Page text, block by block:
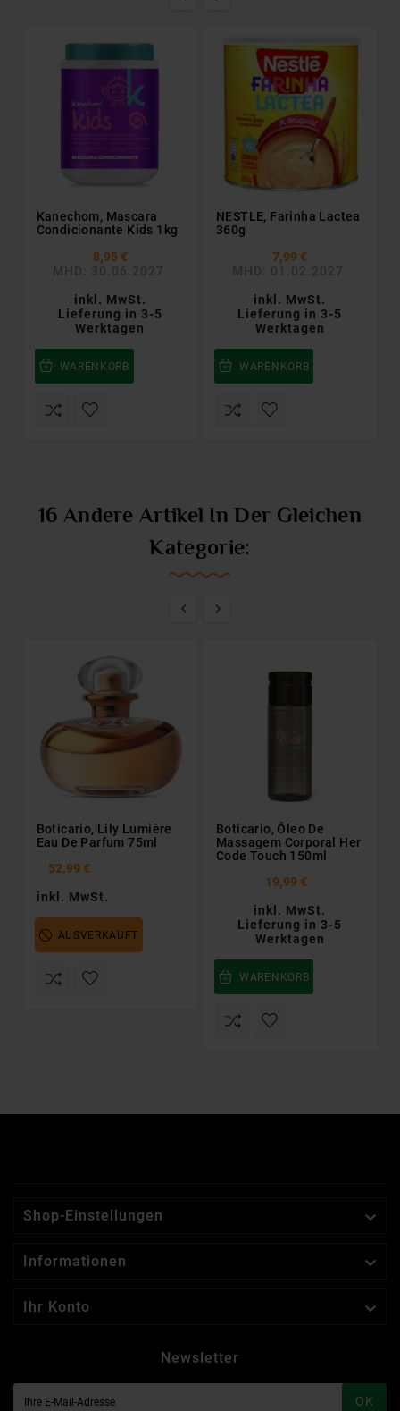
Kanechom, Mascara
Condicionante Kids 1kg
8,95 €
inkl. MwSt.
Lieferung in 3-5
Werktagen
WARENKORB
NESTLE, Farinha Lactea
360g
7,99 €
inkl. MwSt.
Lieferung in 3-5
Werktagen
WARENKORB
16 Andere Artikel In Der Gleichen
Kategorie:
 
Boticario, Lily Lumière
Eau De Parfum 75ml
52,99 €
inkl. MwSt.
AUSVERKAUFT
Boticario, Óleo De
Massagem Corporal Her
Code Touch 150ml
19,99 €
inkl. MwSt.
Lieferung in 3-5
Werktagen
WARENKORB
Shop-Einstellungen 
Informationen 
Ihr Konto 
Newsletter
OK